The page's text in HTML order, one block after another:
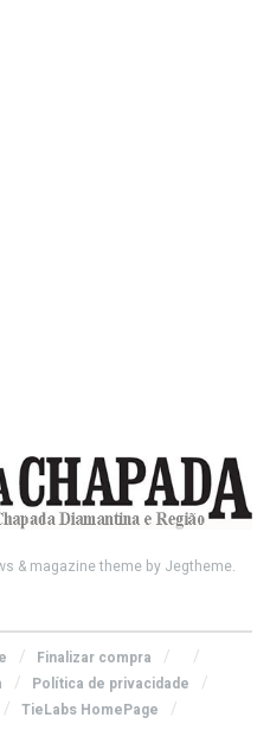
& magazine theme by Jegtheme.
Finalizar compra
Política de privacidade
TieLabs HomePage